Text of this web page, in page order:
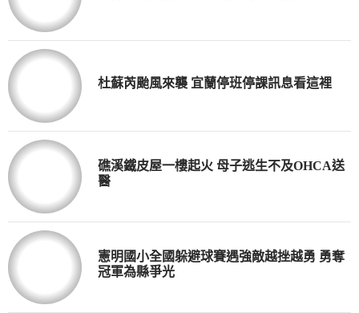
杜蘇芮颱風來襲 宜蘭停班停課訊息看這裡
礁溪鐵皮屋一樓起火 母子逃生不及OHCA送
醫
憲明國小全國躲避球賽遇強敵越挫越勇 勇奪
冠軍為縣爭光